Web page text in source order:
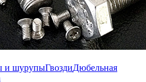
и шурупыГвоздиДюбельная